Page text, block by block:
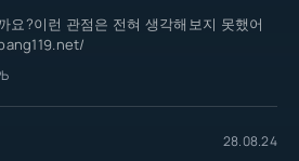
요?이런 관점은 전혀 생각해보지 못했어
28.08.24